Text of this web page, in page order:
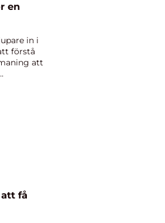
en
in i
förstå
att
få